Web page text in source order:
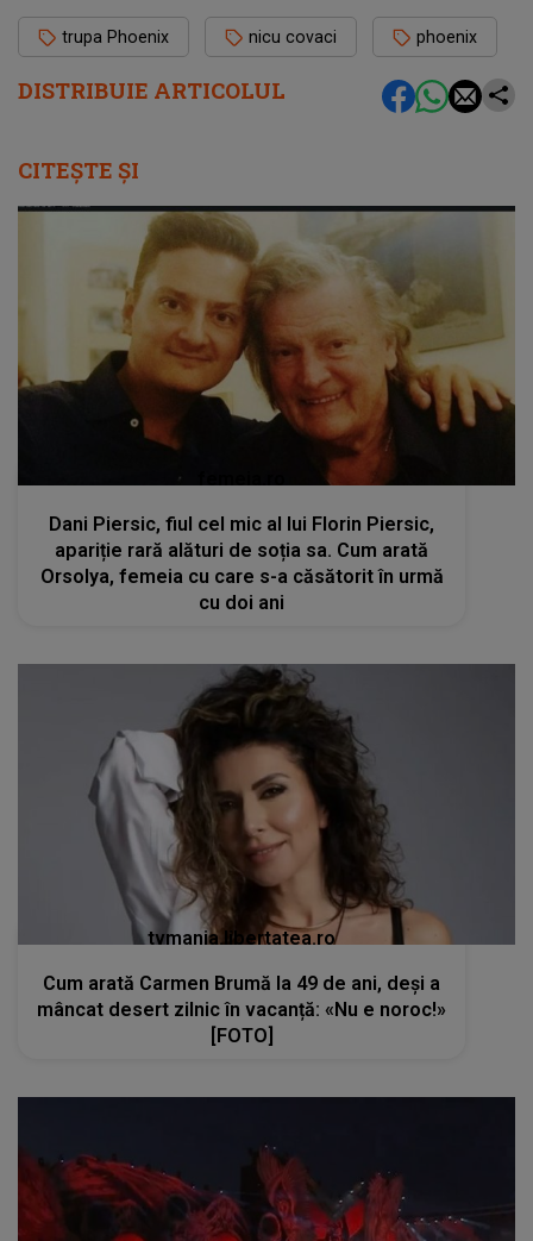
DISTRIBUIE ARTICOLUL
trupa Phoenix nicu covaci phoenix
CITEȘTE ȘI
Dani Piersic, fiul cel mic al lui Florin Piersic,
apariție rară alături de soția sa. Cum arată
Orsolya, femeia cu care s-a căsătorit în urmă
cu doi ani
tvmania.libertatea.ro
Cum arată Carmen Brumă la 49 de ani, deși a
mâncat desert zilnic în vacanță: «Nu e noroc!»
[FOTO]